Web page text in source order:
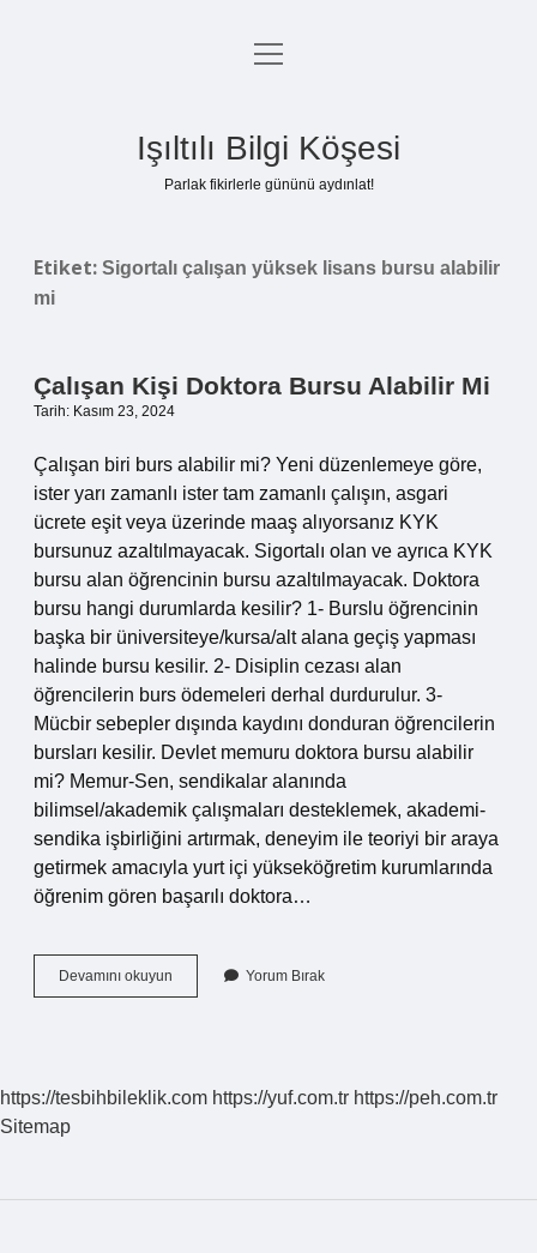
Anasayfa
Yasal Uyarı
menüyü
Işıltılı Bilgi Köşesi
Parlak fikirlerle gününü aydınlat!
Etiket: Sigortalı çalışan yüksek lisans bursu alabilir
mi
Çalışan Kişi Doktora Bursu Alabilir Mi
Tarih: Kasım 23, 2024
Çalışan biri burs alabilir mi? Yeni düzenlemeye göre,
ister yarı zamanlı ister tam zamanlı çalışın, asgari
ücrete eşit veya üzerinde maaş alıyorsanız KYK
bursunuz azaltılmayacak. Sigortalı olan ve ayrıca KYK
bursu alan öğrencinin bursu azaltılmayacak. Doktora
bursu hangi durumlarda kesilir? 1- Burslu öğrencinin
başka bir üniversiteye/kursa/alt alana geçiş yapması
halinde bursu kesilir. 2- Disiplin cezası alan
öğrencilerin burs ödemeleri derhal durdurulur. 3-
Mücbir sebepler dışında kaydını donduran öğrencilerin
bursları kesilir. Devlet memuru doktora bursu alabilir
mi? Memur-Sen, sendikalar alanında
bilimsel/akademik çalışmaları desteklemek, akademi-
sendika işbirliğini artırmak, deneyim ile teoriyi bir araya
getirmek amacıyla yurt içi yükseköğretim kurumlarında
öğrenim gören başarılı doktora…
Devamını okuyun
Kişi
Yorum Bırak
https://tesbihbileklik.com https://yuf.com.tr https://peh.com.tr
Sitemap